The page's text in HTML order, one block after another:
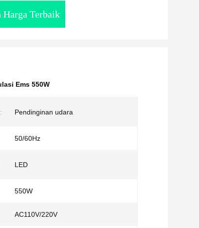
Harga Terbaik
Ems 550W
Pendinginan udara
50/60Hz
LED
550W
AC110V/220V